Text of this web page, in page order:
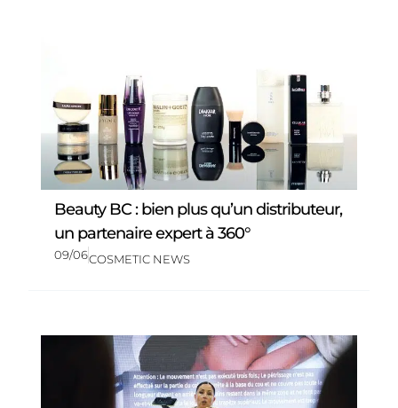
Beauty BC : bien plus qu’un distributeur,
un partenaire expert à 360°
09/06COSMETIC NEWS